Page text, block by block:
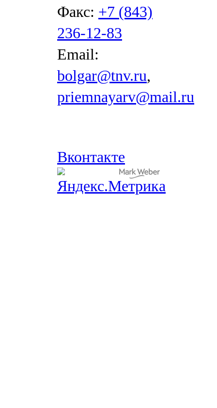
Факс: +7 (843)
236-12-83
Email:
bolgar@tnv.ru,
priemnayarv@mail.ru
Вконтакте